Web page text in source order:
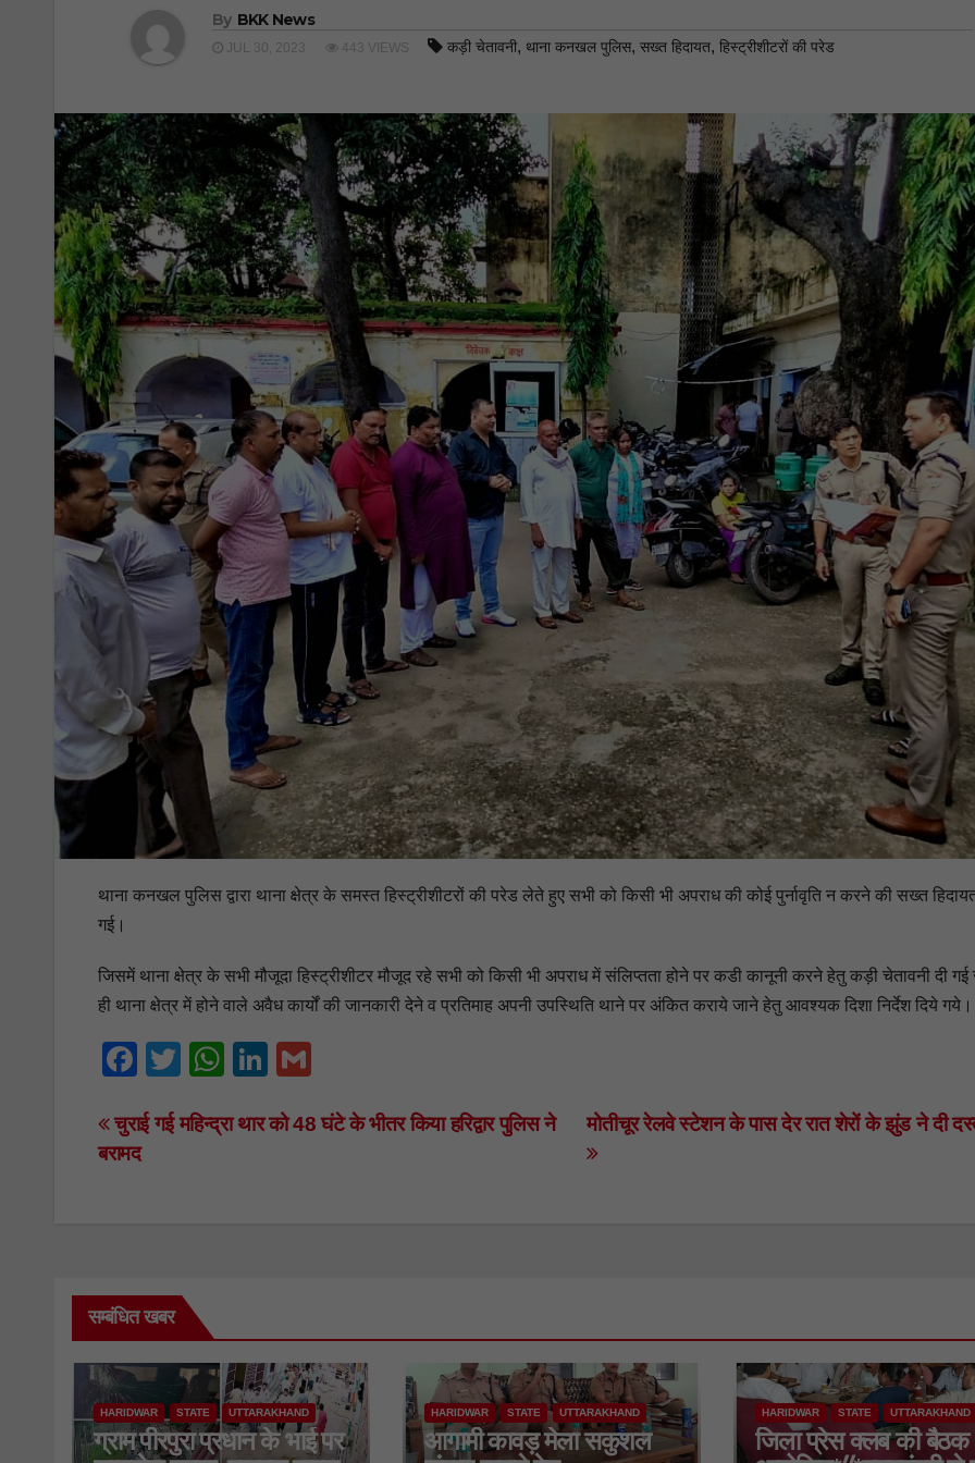
By BKK News
JUL 30, 2023 443 VIEWS कड़ी चेतावनी, थाना कनखल पुलिस, सख्त हिदायत, हिस्ट्रीशीटरों की परेड
थाना कनखल पुलिस द्वारा थाना क्षेत्र के समस्त हिस्ट्रीशीटरों की परेड लेते हुए सभी को किसी भी अपराध की कोई पुर्नावृति न करने की सख्त
गई।
जिसमें थाना क्षेत्र के सभी मौजूदा हिस्ट्रीशीटर मौजूद रहे सभी को किसी भी अपराध में संलिप्तता होने पर कडी कानूनी करने हेतु कड़ी चेतावनी दी
ही थाना क्षेत्र में होने वाले अवैध कार्यों की जानकारी देने व प्रतिमाह अपनी उपस्थिति थाने पर अंकित कराये जाने हेतु आवश्यक दिशा निर्देश दिये गये।
F
c
e
k
T
tt
W
at
Li
k
ail
Post
मोतीचूर रेलवे स्टेशन के पास देर रात शेरों के झुंड ने दी
चुराई गई महिन्द्रा थार को 48 घंटे के भीतर किया हरिद्वार पुलिस ने
बरामद
सम्बंधित खबर
HARIDWAR STATE UTTARAKHAND
ग्राम पीरपुरा प्रधान के भाई पर
HARIDWAR STATE UTTARAKHAND
आगामी कावड़ मेला सकुशल
HARIDWAR STATE UTTARAKHAND
जिला प्रेस क्लब की बैठक